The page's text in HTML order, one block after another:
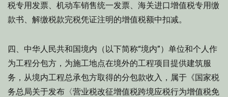
税专用发票、机动车销售统一发票、海关进口增值税专用缴
款书、解缴税款完税凭证注明的增值税额中扣减。
四、中华人民共和国境内（以下简称“境内”）单位和个人作
为工程分包方，为施工地点在境外的工程项目提供建筑服
务，从境内工程总承包方取得的分包款收入，属于《国家税
务总局关于发布〈营业税改征增值税跨境应税行为增值税免